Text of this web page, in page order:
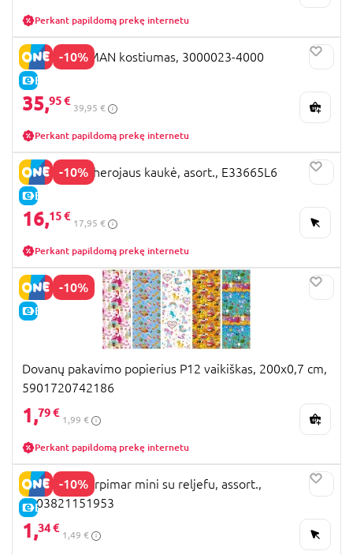
Perkant papildomą prekę internetu
-10%
E-KAINA
RUBIES BATMAN kostiumas, 3000023-4000
35,95 €
39,95 €
Perkant papildomą prekę internetu
-10%
E-KAINA
SPIDERMAN herojaus kaukė, asort., E33665L6
16,15 €
17,95 €
Perkant papildomą prekę internetu
-10%
E-KAINA
Dovanų pakavimo popierius P12 vaikiškas, 200x0,7 cm,
5901720742186
1,79 €
1,99 €
Perkant papildomą prekę internetu
-10%
E-KAINA
Atvirukas Marpimar mini su reljefu, assort.,
8003821151953
1,34 €
1,49 €